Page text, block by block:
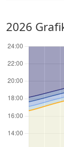
2026